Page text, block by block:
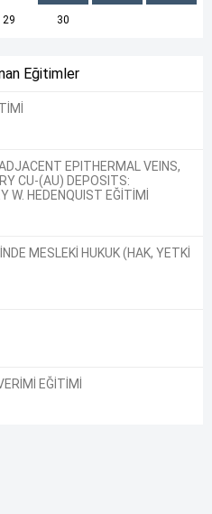
29 30
Eğitimler
EPITHERMAL VEINS,
CU-(AU) DEPOSITS:
W. HEDENQUIST EĞİTİMİ
MESLEKİ HUKUK (HAK, YETKİ
EĞİTİMİ